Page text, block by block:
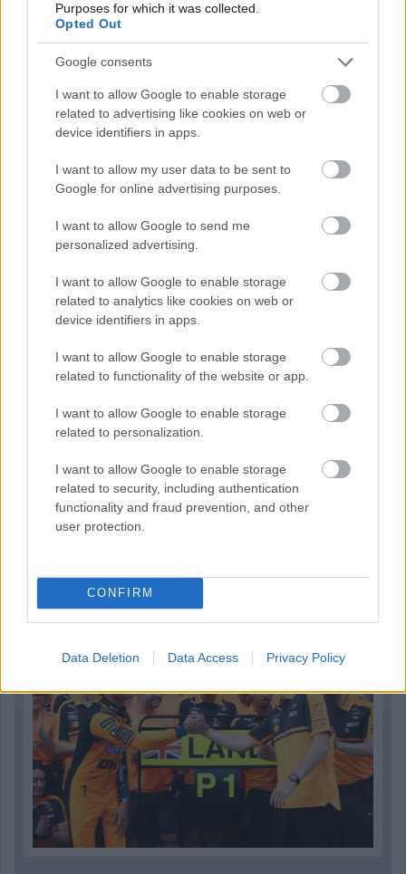
Purposes for which it was collected.
Opted Out
Google consents
I want to allow Google to enable storage
related to advertising like cookies on web or
device identifiers in apps.
I want to allow my user data to be sent to
Google for online advertising purposes.
I want to allow Google to send me
personalized advertising.
I want to allow Google to enable storage
related to analytics like cookies on web or
device identifiers in apps.
I want to allow Google to enable storage
related to functionality of the website or app.
I want to allow Google to enable storage
related to personalization.
I want to allow Google to enable storage
related to security, including authentication
functionality and fraud prevention, and other
user protection.
CONFIRM
Data Deletion Data Access Privacy Policy
Domenicali: Több sprint lesz az F1-ben – de nem
mindenhol
„Lando és Oscar kapcsolata csak még erősebbé vált a
tavalyi év után” – Stella